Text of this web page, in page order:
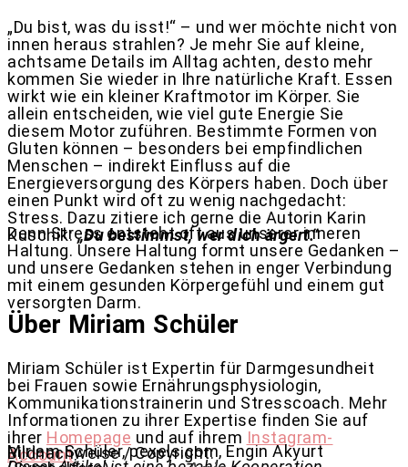
„Du bist, was du isst!“ – und wer möchte nicht von
innen heraus strahlen? Je mehr Sie auf kleine,
achtsame Details im Alltag achten, desto mehr
kommen Sie wieder in Ihre natürliche Kraft. Essen
wirkt wie ein kleiner Kraftmotor im Körper. Sie
allein entscheiden, wie viel gute Energie Sie
diesem Motor zuführen. Bestimmte Formen von
Gluten können – besonders bei empfindlichen
Menschen – indirekt Einfluss auf die
Energieversorgung des Körpers haben. Doch über
einen Punkt wird oft zu wenig nachgedacht:
Stress. Dazu zitiere ich gerne die Autorin Karin
Kuschik:„Du bestimmst, wer dich ärgert.“
Denn Stress entsteht oft aus unserer inneren
Haltung. Unsere Haltung formt unsere Gedanken –
und unsere Gedanken stehen in enger Verbindung
mit einem gesunden Körpergefühl und einem gut
versorgten Darm.
Über Miriam Schüler
Miriam Schüler ist Expertin für Darmgesundheit
bei Frauen sowie Ernährungsphysiologin,
Kommunikationstrainerin und Stresscoach. Mehr
Informationen zu ihrer Expertise finden Sie auf
ihrer Homepage und auf ihrem Instagram-
Account.
Bildnachweise / Copyright:
Miriam Schüler, pexels.com, Engin Akyurt